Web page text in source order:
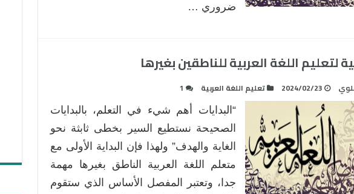
ضروري …
اللغة العربية للناطقين بغيرها
2024/02/23 تعليم اللغة العربية 1
“البدايات أهم شيء في التعلم، بالبدايات
الصحيحة نستطيع السير بخطى ثابثة نحو
الغاية والهدف” ولهذا فإن البداية الأولى مع
متعلم اللغة العربية الناطق بغيرها مهمة
جدا، وتعتبر المفصل الأساس الذي ستقوم